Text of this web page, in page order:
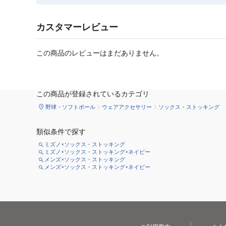
カスタマーレビュー
この商品のレビューはまだありません。
この商品が登録されているカテゴリ
野球・ソフトボール ウェアアクセサリー ソックス・ストッキング
類似条件で探す
ミズノ×ソックス・ストッキング
ミズノ×ソックス・ストッキング×ネイビー
メンズ×ソックス・ストッキング
メンズ×ソックス・ストッキング×ネイビー